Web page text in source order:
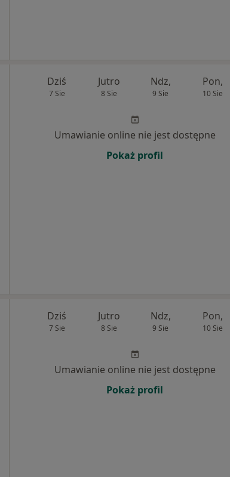
Dziś
7 Sie
Jutro
8 Sie
Ndz,
9 Sie
Pon,
10 Sie
Umawianie online nie jest dostępne
Pokaż profil
Dziś
7 Sie
Jutro
8 Sie
Ndz,
9 Sie
Pon,
10 Sie
Umawianie online nie jest dostępne
Pokaż profil